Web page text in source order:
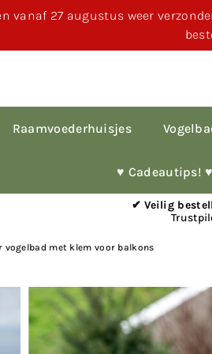
vanaf 27 augustus weer
Raamvoederhuisjes
♥︎ Cadeautips! ♥︎
✔ Veilig
vogelbad met klem voor balkons